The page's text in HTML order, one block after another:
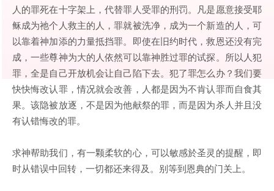
人的罪死在十字架上，代替罪人受罪的刑罚。凡是愿意接受耶
稣成为祂个人救主的人，罪就被洗净，成为一个新造的人，可
以靠着神加添的力量抵挡罪。即使在旧约时代，救恩还没有完
成，一些尊神为大的人依然可以靠神胜过罪的试探。所以人犯
罪，全是自己开放机会让自己陷下去。犯了罪怎么办？我们要
快快悔改认罪，情况就会改善，人都是因为不肯认罪而自食其
果。该隐被放逐，不是因为他献祭的罪，而是因为杀人并且没
有认错悔改的罪。
求神帮助我们，有一颗柔软的心，可以敏感於圣灵的提醒，即
时从错误中回转，一切都还来得及。别等到恩典的门关上。